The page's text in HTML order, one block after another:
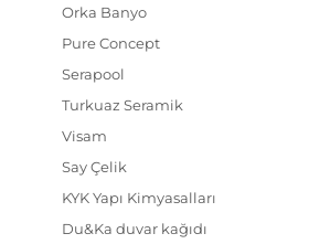
Orka Banyo
Pure Concept
Serapool
Turkuaz Seramik
Visam
Say Çelik
KYK Yapı Kimyasalları
Du&Ka duvar kağıdı